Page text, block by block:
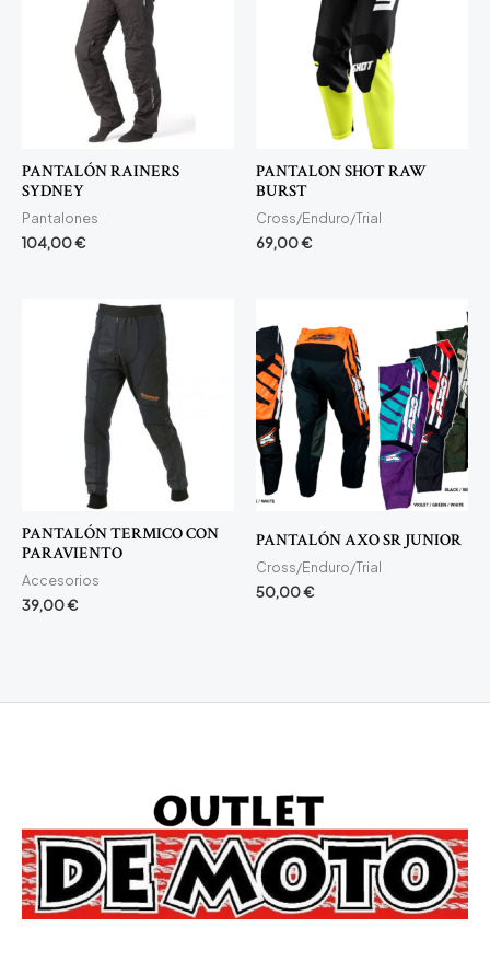
PANTALÓN RAINERS
SYDNEY
Pantalones
104,00€
PANTALON SHOT RAW
BURST
Cross/Enduro/Trial
69,00€
PANTALÓN TERMICO CON
PARAVIENTO
Accesorios
39,00€
PANTALÓN AXO SR JUNIOR
Cross/Enduro/Trial
50,00€